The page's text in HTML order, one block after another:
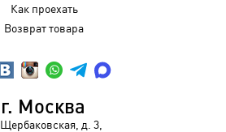
Как проехать
Возврат товара
г. Москва
д. 3,